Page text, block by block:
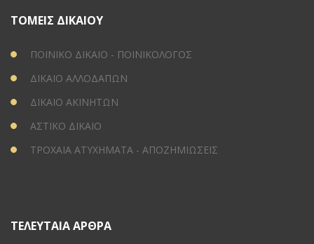
ΤΟΜΕΙΣ ΔΙΚΑΙΟΥ
ΠΟΙΝΙΚΟ ΔΙΚΑΙΟ - ΠΟΙΝΙΚΟΛΟΓΟΣ
ΔΙΚΑΙΟ ΑΛΛΟΔΑΠΩΝ
ΔΙΚΑΙΟ ΑΚΙΝΗΤΩΝ
ΑΣΤΙΚΟ ΔΙΚΑΙΟ
ΤΡΟΧΑΙΑ ΑΤΥΧΗΜΑΤΑ - ΑΠΟΖΗΜΙΩΣΕΙΣ
ΤΕΛΕΥΤΑΙΑ ΑΡΘΡΑ